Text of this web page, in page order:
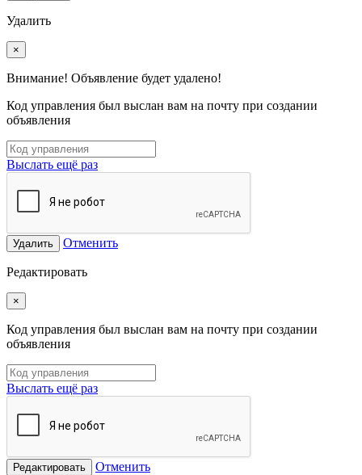
Удалить
×
Внимание! Объявление будет удалено!
Код управления был выслан вам на почту при создании
объявления
Выслать ещё раз
Удалить Отменить
Редактировать
×
Код управления был выслан вам на почту при создании
объявления
Выслать ещё раз
Редактировать Отменить